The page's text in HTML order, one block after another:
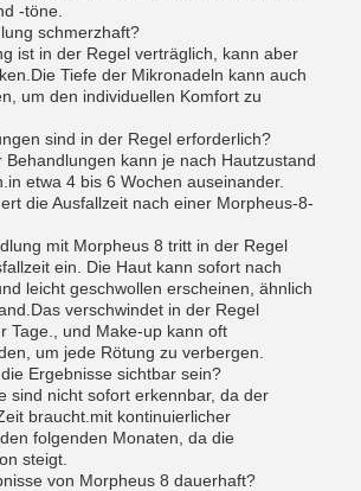
-töne.
schmerzhaft?
ist in der Regel verträglich, kann aber
Tiefe der Mikronadeln kann auch
um den individuellen Komfort zu
sind in der Regel erforderlich?
Behandlungen kann je nach Hautzustand
etwa 4 bis 6 Wochen auseinander.
die Ausfallzeit nach einer Morpheus-8-
mit Morpheus 8 tritt in der Regel
ein. Die Haut kann sofort nach
leicht geschwollen erscheinen, ähnlich
verschwindet in der Regel
Tage., und Make-up kann oft
um jede Rötung zu verbergen.
Ergebnisse sichtbar sein?
sind nicht sofort erkennbar, da der
braucht.mit kontinuierlicher
folgenden Monaten, da die
steigt.
von Morpheus 8 dauerhaft?